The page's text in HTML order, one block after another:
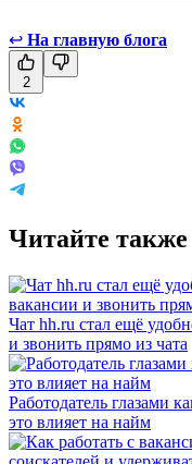
↩ На главную блога
2
Читайте также
Чат hh.ru стал ещё
и звонить прямо из чата
Работодатель глазами
это влияет на найм